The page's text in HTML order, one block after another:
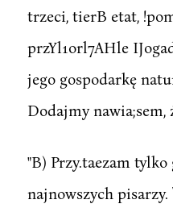
trzeci, tierB etat,
przYl1orl7AHle
jego gospodarkę
Dodajmy nawia;sem,
"B) Przy.taezam tylko
najnowszych pisarzy.